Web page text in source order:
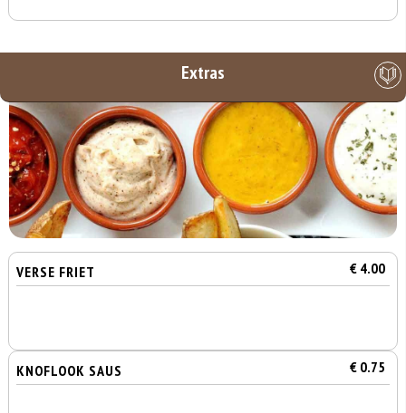
Extras
VERSE FRIET € 4.00
KNOFLOOK SAUS € 0.75